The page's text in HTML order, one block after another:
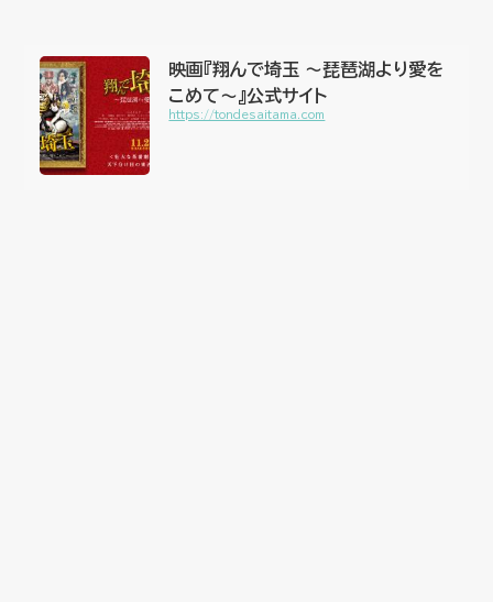
映画『翔んで埼玉 〜琵琶湖より愛を
こめて〜』公式サイト
https://tondesaitama.com